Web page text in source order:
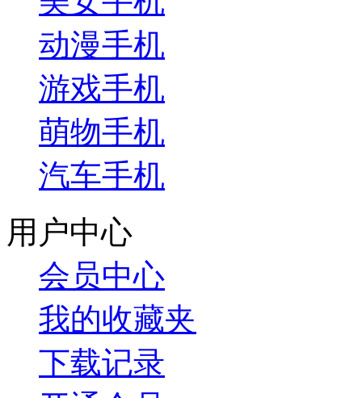
动漫手机
游戏手机
萌物手机
汽车手机
用户中心
会员中心
我的收藏夹
下载记录